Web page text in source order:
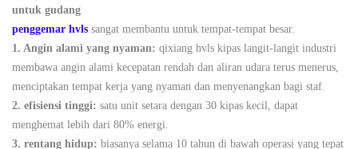
untuk gudang
penggemar hvls sangat membantu untuk tempat-tempat besar.
1. Angin alami yang nyaman: qixiang hvls kipas langit-langit industri
membawa angin alami kecepatan rendah dan aliran udara terus menerus,
menciptakan tempat kerja yang nyaman dan menyenangkan bagi staf.
2. efisiensi tinggi: satu unit setara dengan 30 kipas kecil, dapat
menghemat lebih dari 80% energi.
3. rentang hidup: biasanya selama 10 tahun di bawah operasi yang tepat